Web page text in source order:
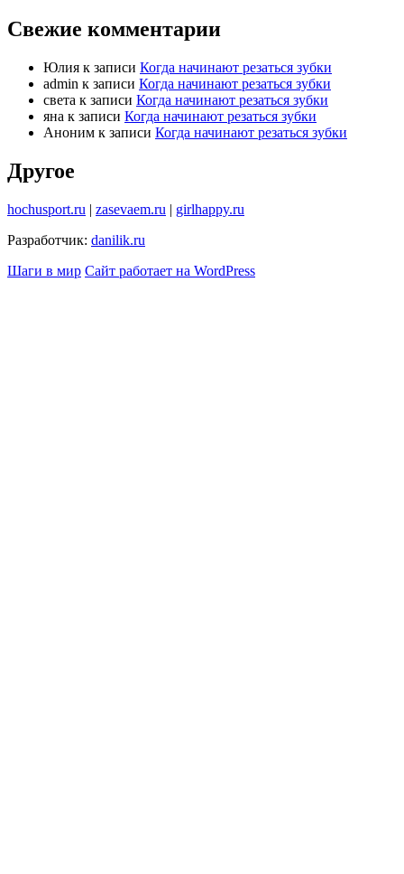
Свежие комментарии
Юлия к записи Когда начинают резаться зубки
admin к записи Когда начинают резаться зубки
света к записи Когда начинают резаться зубки
яна к записи Когда начинают резаться зубки
Аноним к записи Когда начинают резаться зубки
Другое
hochusport.ru | zasevaem.ru | girlhappy.ru
Разработчик: danilik.ru
Шаги в мир Сайт работает на WordPress